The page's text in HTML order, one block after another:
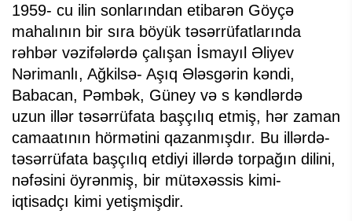
1959- cu ilin sonlarından etibarən Göyçə
mahalının bir sıra böyük təsərrüfatlarında
rəhbər vəzifələrdə çalışan İsmayıl Əliyev
Nərimanlı, Ağkilsə- Aşıq Ələsgərin kəndi,
Babacan, Pəmbək, Güney və s kəndlərdə
uzun illər təsərrüfata başçılıq etmiş, hər zaman
camaatının hörmətini qazanmışdır. Bu illərdə-
təsərrüfata başçılıq etdiyi illərdə torpağın dilini,
nəfəsini öyrənmiş, bir mütəxəssis kimi-
iqtisadçı kimi yetişmişdir.